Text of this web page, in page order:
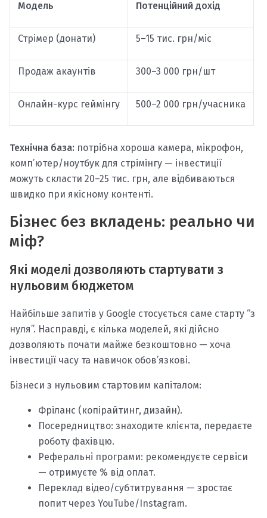
Модель Потенційний дохід
Стрімер (донати) 5–15 тис. грн/міс
Продаж акаунтів 300–3 000 грн/шт
Онлайн-курс геймінгу 500–2 000 грн/учасника
Технічна база: потрібна хороша камера, мікрофон,
комп’ютер/ноутбук для стрімінгу — інвестиції
можуть скласти 20–25 тис. грн, але відбиваються
швидко при якісному контенті.
Бізнес без вкладень: реально чи
міф?
Які моделі дозволяють стартувати з
нульовим бюджетом
Найбільше запитів у Google стосується саме старту “з
нуля”. Насправді, є кілька моделей, які дійсно
дозволяють почати майже безкоштовно — хоча
інвестиції часу та навичок обов’язкові.
Бізнеси з нульовим стартовим капіталом:
Фріланс (копірайтинг, дизайн).
Посередництво: знаходите клієнта, передаєте
роботу фахівцю.
Реферальні програми: рекомендуєте сервіси
— отримуєте % від оплат.
Переклад відео/субтитрування — зростає
попит через YouTube/Instagram.